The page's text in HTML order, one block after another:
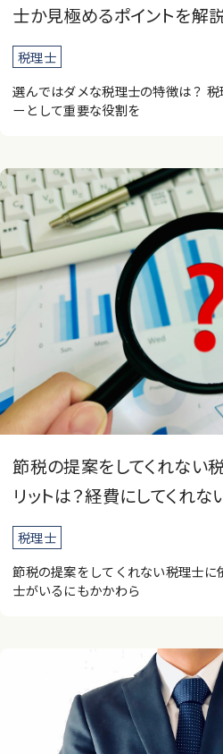
士か見極めるポイントを解
税理士
選んではダメな税理士の特徴は？
ーとして重要な役割を
節税の提案をしてくれない
リットは？経費にしてくれ
税理士
節税の提案をしてくれない税理士
士がいるにもかかわら